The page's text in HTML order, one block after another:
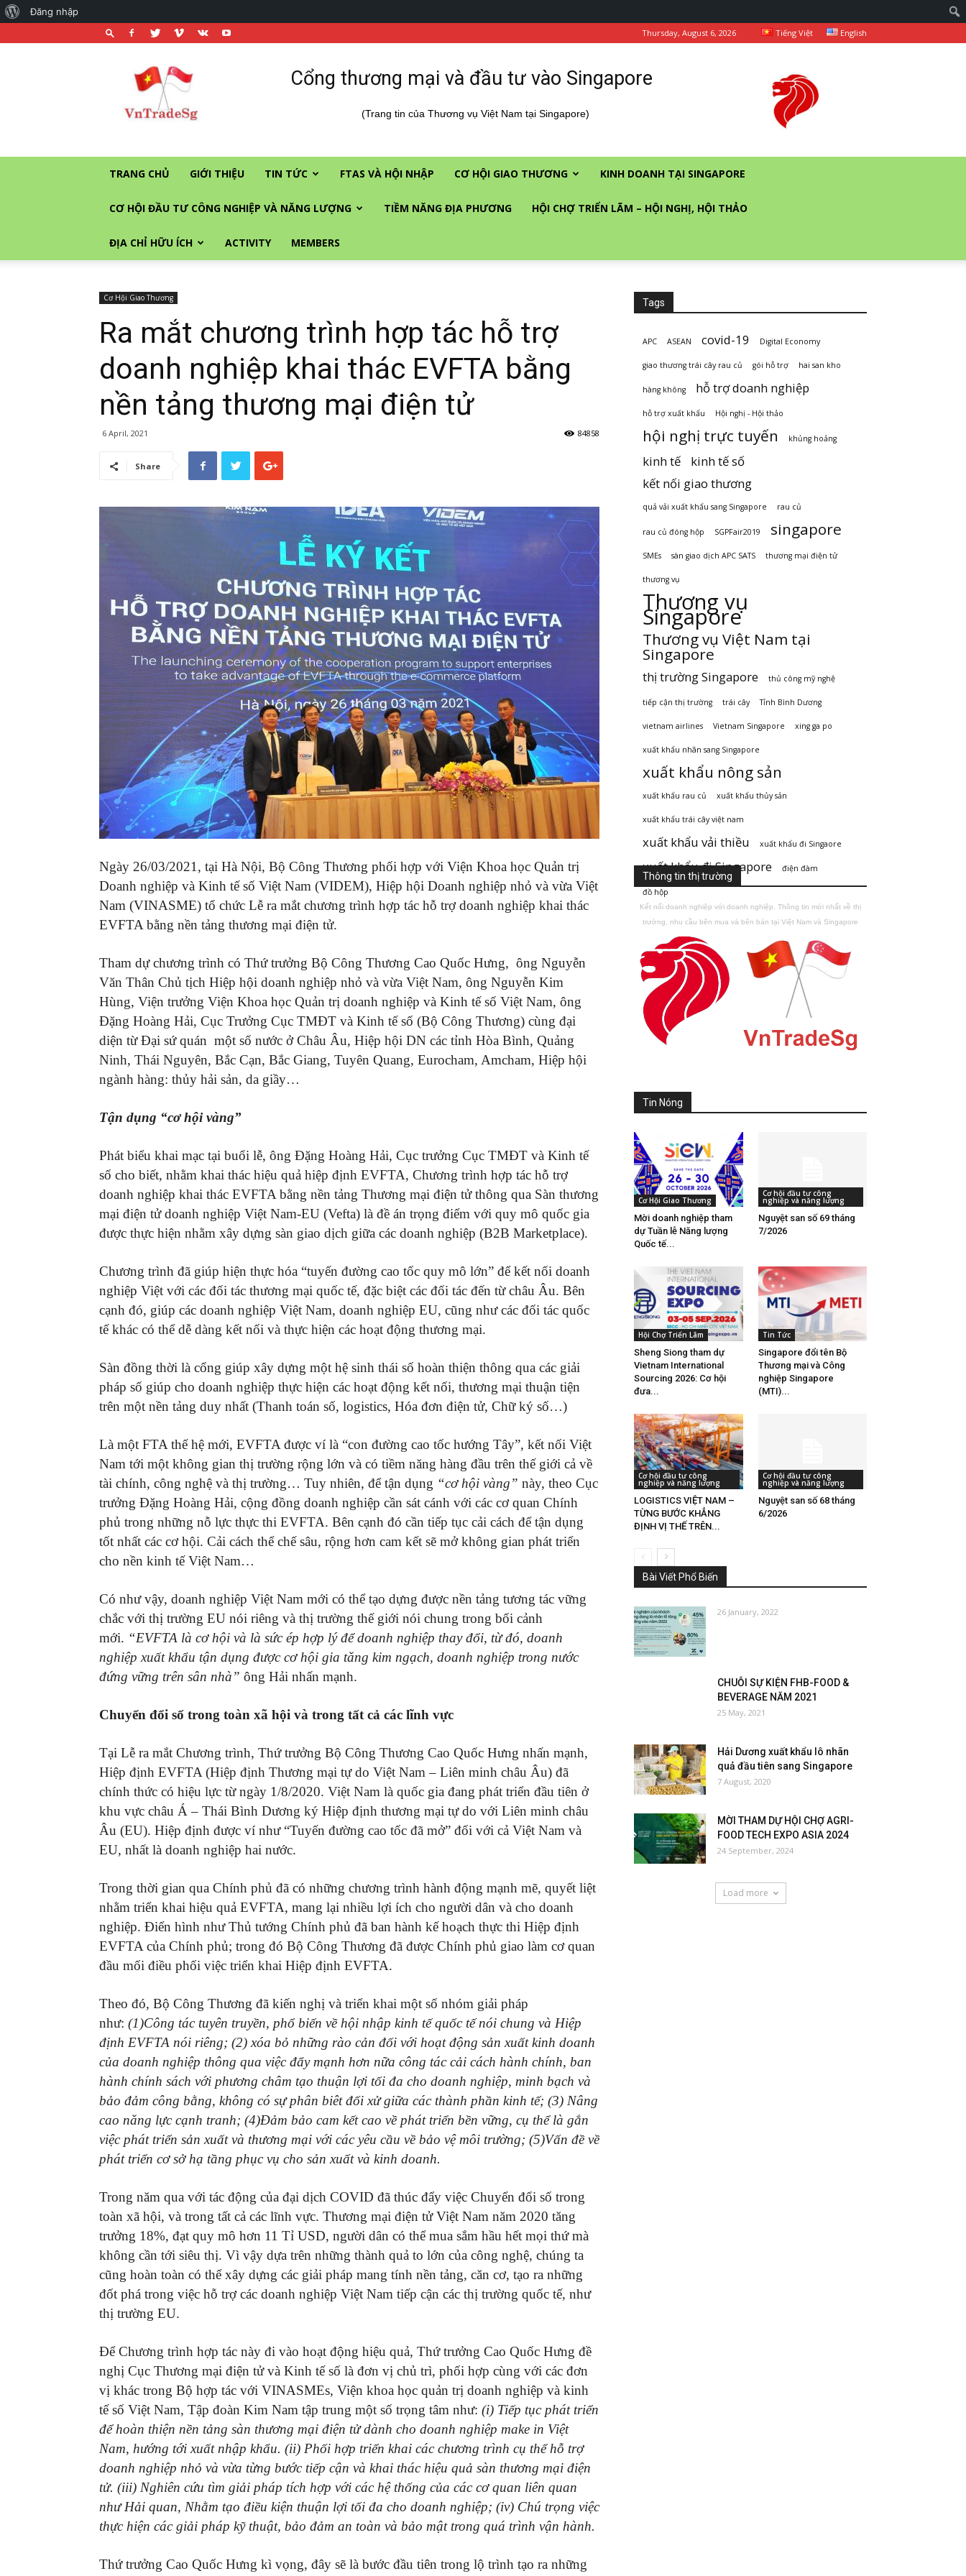
Thursday, August 6, 2026 Tiếng Việt English
Cổng
thương
và
vào
Singapore
Cổng thương mại và đầu tư vào Singapore
(Trang tin của Thương vụ Việt Nam tại Singapore)
TRANG CHỦ GIỚI THIỆU TIN TỨC FTAS VÀ HỘI NHẬP CƠ HỘI GIAO THƯƠNG KINH DOANH TẠI SINGAPORE
CƠ HỘI ĐẦU TƯ CÔNG NGHIỆP VÀ NĂNG LƯỢNG TIỀM NĂNG ĐỊA PHƯƠNG HỘI CHỢ TRIỂN LÃM – HỘI NGHỊ, HỘI THẢO
ĐỊA CHỈ HỮU ÍCH ACTIVITY MEMBERS
Cơ Hội Giao Thương
Ra mắt chương trình hợp tác hỗ trợ
doanh nghiệp khai thác EVFTA bằng
nền tảng thương mại điện tử
6 April, 2021 84858
Share
Ngày 26/03/2021, tại Hà Nội, Bộ Công Thương phối hợp với Viện Khoa học Quản trị
Doanh nghiệp và Kinh tế số Việt Nam (VIDEM), Hiệp hội Doanh nghiệp nhỏ và vừa Việt
Nam (VINASME) tổ chức Lễ ra mắt chương trình hợp tác hỗ trợ doanh nghiệp khai thác
EVFTA bằng nền tảng thương mại điện tử.
Tham dự chương trình có Thứ trưởng Bộ Công Thương Cao Quốc Hưng, ông Nguyễn
Văn Thân Chủ tịch Hiệp hội doanh nghiệp nhỏ và vừa Việt Nam, ông Nguyễn Kim
Hùng, Viện trưởng Viện Khoa học Quản trị doanh nghiệp và Kinh tế số Việt Nam, ông
Đặng Hoàng Hải, Cục Trưởng Cục TMĐT và Kinh tế số (Bộ Công Thương) cùng đại
diện từ Đại sứ quán một số nước ở Châu Âu, Hiệp hội DN các tỉnh Hòa Bình, Quảng
Ninh, Thái Nguyên, Bắc Cạn, Bắc Giang, Tuyên Quang, Eurocham, Amcham, Hiệp hội
ngành hàng: thủy hải sản, da giầy…
Tận dụng “cơ hội vàng”
Phát biểu khai mạc tại buổi lễ, ông Đặng Hoàng Hải, Cục trưởng Cục TMĐT và Kinh tế
số cho biết, nhằm khai thác hiệu quả hiệp định EVFTA, Chương trình hợp tác hỗ trợ
doanh nghiệp khai thác EVFTA bằng nền tảng Thương mại điện tử thông qua Sàn thương
mại điện tử doanh nghiệp Việt Nam-EU (Vefta) là đề án trọng điểm với quy mô quốc gia
được thực hiện nhằm xây dựng sàn giao dịch giữa các doanh nghiệp (B2B Marketplace).
Chương trình đã giúp hiện thực hóa “tuyến đường cao tốc quy mô lớn” để kết nối doanh
nghiệp Việt với các đối tác thương mại quốc tế, đặc biệt các đối tác đến từ châu Âu. Bên
cạnh đó, giúp các doanh nghiệp Việt Nam, doanh nghiệp EU, cũng như các đối tác quốc
tế khác có thể dễ dàng kết nối và thực hiện các hoạt động thương mại.
Sàn đồng thời là cổng giúp xây dựng một hệ sinh thái số hoàn thiện thông qua các giải
pháp số giúp cho doanh nghiệp thực hiện các hoạt động kết nối, thương mại thuận tiện
trên một nền tảng duy nhất (Thanh toán số, logistics, Hóa đơn điện tử, Chữ ký số…)
Là một FTA thế hệ mới, EVFTA được ví là “con đường cao tốc hướng Tây”, kết nối Việt
Nam tới một không gian thị trường rộng lớn và có tiềm năng hàng đầu trên thế giới cả về
tài chính, công nghệ và thị trường… Tuy nhiên, để tận dụng “cơ hội vàng” này, theo Cục
trưởng Đặng Hoàng Hải, cộng đồng doanh nghiệp cần sát cánh với các cơ quan Chính
phủ trong những nỗ lực thực thi EVFTA. Bên cạnh đó cần tiếp tục cải cách để tận dụng
tốt nhất các cơ hội. Cải cách thể chế sâu, rộng hơn cam kết sẽ mở không gian phát triển
cho nền kinh tế Việt Nam…
Có như vậy, doanh nghiệp Việt Nam mới có thể tạo dựng được nền tảng tương tác vững
chắc với thị trường EU nói riêng và thị trường thế giới nói chung trong bối cảnh
mới. “EVFTA là cơ hội và là sức ép hợp lý để doanh nghiệp thay đổi, từ đó, doanh
nghiệp xuất khẩu tận dụng được cơ hội gia tăng kim ngạch, doanh nghiệp trong nước
đứng vững trên sân nhà” ông Hải nhấn mạnh.
Chuyển đổi số trong toàn xã hội và trong tất cả các lĩnh vực
Tại Lễ ra mắt Chương trình, Thứ trưởng Bộ Công Thương Cao Quốc Hưng nhấn mạnh,
Hiệp định EVFTA (Hiệp định Thương mại tự do Việt Nam – Liên minh châu Âu) đã
chính thức có hiệu lực từ ngày 1/8/2020. Việt Nam là quốc gia đang phát triển đầu tiên ở
khu vực châu Á – Thái Bình Dương ký Hiệp định thương mại tự do với Liên minh châu
Âu (EU). Hiệp định được ví như “Tuyến đường cao tốc đã mở” đối với cả Việt Nam và
EU, nhất là doanh nghiệp hai nước.
Trong thời gian qua Chính phủ đã có những chương trình hành động mạnh mẽ, quyết liệt
nhằm triển khai hiệu quả EVFTA, mang lại nhiều lợi ích cho người dân và cho doanh
nghiệp. Điển hình như Thủ tướng Chính phủ đã ban hành kế hoạch thực thi Hiệp định
EVFTA của Chính phủ; trong đó Bộ Công Thương đã được Chính phủ giao làm cơ quan
đầu mối điều phối việc triển khai Hiệp định EVFTA.
Theo đó, Bộ Công Thương đã kiến nghị và triển khai một số nhóm giải pháp
như: (1)Công tác tuyên truyền, phổ biến về hội nhập kinh tế quốc tế nói chung và Hiệp
định EVFTA nói riêng; (2) xóa bỏ những rào cản đối với hoạt động sản xuất kinh doanh
của doanh nghiệp thông qua việc đẩy mạnh hơn nữa công tác cải cách hành chính, ban
hành chính sách với phương châm tạo thuận lợi tối đa cho doanh nghiệp, minh bạch và
bảo đảm công bằng, không có sự phân biêt đối xử giữa các thành phần kinh tế; (3) Nâng
cao năng lực cạnh tranh; (4)Đảm bảo cam kết cao về phát triển bền vững, cụ thể là gắn
việc phát triển sản xuất và thương mại với các yêu cầu về bảo vệ môi trường; (5)Vấn đề về
phát triển cơ sở hạ tầng phục vụ cho sản xuất và kinh doanh.
Trong năm qua với tác động của đại dịch COVID đã thúc đẩy việc Chuyển đổi số trong
toàn xã hội, và trong tất cả các lĩnh vực. Thương mại điện tử Việt Nam năm 2020 tăng
trưởng 18%, đạt quy mô hơn 11 Tỉ USD, người dân có thể mua sắm hầu hết mọi thứ mà
không cần tới siêu thị. Vì vậy dựa trên những thành quả to lớn của công nghệ, chúng ta
cũng hoàn toàn có thể xây dựng các giải pháp mang tính nền tảng, căn cơ, tạo ra những
đốt phá trong việc hỗ trợ các doanh nghiệp Việt Nam tiếp cận các thị trường quốc tế, như
thị trường EU.
Để Chương trình hợp tác này đi vào hoạt động hiệu quả, Thứ trưởng Cao Quốc Hưng đề
nghị Cục Thương mại điện tử và Kinh tế số là đơn vị chủ trì, phối hợp cùng với các đơn
vị khác trong Bộ hợp tác với VINASMEs, Viện khoa học quản trị doanh nghiệp và kinh
tế số Việt Nam, Tập đoàn Kim Nam tập trung một số trọng tâm như: (i) Tiếp tục phát triển
để hoàn thiện nền tảng sàn thương mại điện tử dành cho doanh nghiệp make in Việt
Nam, hướng tới xuất nhập khẩu. (ii) Phối hợp triển khai các chương trình cụ thể hỗ trợ
doanh nghiệp nhỏ và vừa từng bước tiếp cận và khai thác hiệu quả sàn thương mại điện
tử. (iii) Nghiên cứu tìm giải pháp tích hợp với các hệ thống của các cơ quan liên quan
như Hải quan, Nhằm tạo điều kiện thuận lợi tối đa cho doanh nghiệp; (iv) Chú trọng việc
thực hiện các giải pháp kỹ thuật, bảo đảm an toàn và bảo mật trong quá trình vận hành.
Thứ trưởng Cao Quốc Hưng kì vọng, đây sẽ là bước đầu tiên trong lộ trình tạo ra những
Tags
APC ASEAN covid-19 Digital Economy
giao thương trái cây rau củ gói hỗ trợ hai san kho
hàng không hỗ trợ doanh nghiệp
hỗ trợ xuất khẩu Hội nghị - Hội thảo
hội nghị trực tuyến khủng hoảng
kinh tế
kinh tế số
kết nối giao thương
quả vải xuất khẩu sang Singapore rau củ
rau củ đóng hộp SGPFair2019 singapore
SMEs sàn giao dịch APC SATS thương mại điện tử
thương vụ
Thương vụ
Singapore
Thương vụ Việt Nam tại
Singapore
thị trường Singapore thủ công mỹ nghệ
tiếp cận thị trường trái cây Tỉnh Bình Dương
vietnam airlines Vietnam Singapore xing ga po
xuất khẩu nhãn sang Singapore
xuất khẩu nông sản
xuất khẩu rau củ xuất khẩu thủy sản
xuất khẩu trái cây việt nam
xuất khẩu vải thiều xuất khẩu đi Singaore
xuất khẩu đi Singapore điện đàm
đồ hộp
Thông tin thị trường
Kết nối doanh nghiệp với doanh nghiệp. Thông tin mới nhất về thị
trường, nhu cầu bên mua và bên bán tại Việt Nam và Singapore
Tin Nóng
Cơ Hội Giao Thương
Mời doanh nghiệp tham
dự Tuần lễ Năng lượng
Quốc tế...
Cơ hội đầu tư công
nghiệp và năng lượng
Nguyệt san số 69 tháng
7/2026
Hội Chợ Triển Lãm
Sheng Siong tham dự
Vietnam International
Sourcing 2026: Cơ hội
đưa...
Tin Tức
Singapore đổi tên Bộ
Thương mại và Công
nghiệp Singapore
(MTI)...
Cơ hội đầu tư công
nghiệp và năng lượng
LOGISTICS VIỆT NAM –
TỪNG BƯỚC KHẲNG
ĐỊNH VỊ THẾ TRÊN...
Cơ hội đầu tư công
nghiệp và năng lượng
Nguyệt san số 68 tháng
6/2026
Bài Viết Phổ Biến
26 January, 2022
CHUỖI SỰ KIỆN FHB-FOOD &
BEVERAGE NĂM 2021
25 May, 2021
Hải Dương xuất khẩu lô nhãn
quả đầu tiên sang Singapore
7 August, 2020
MỜI THAM DỰ HỘI CHỢ AGRI-
FOOD TECH EXPO ASIA 2024
24 September, 2024
Load more
About
Đăng nhập